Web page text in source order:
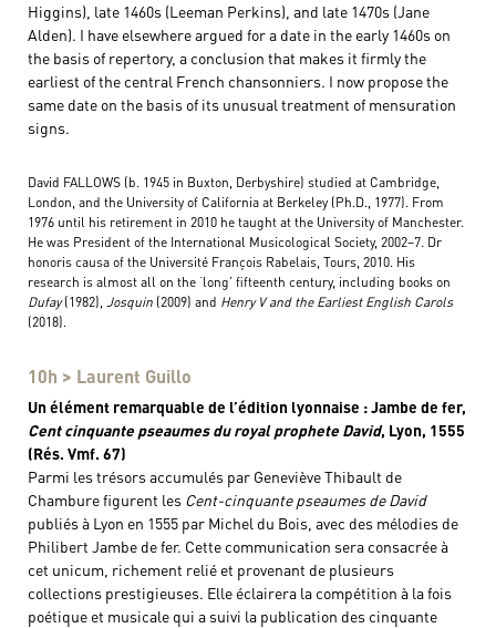
Higgins), late 1460s (Leeman Perkins), and late 1470s (Jane
Alden). I have elsewhere argued for a date in the early 1460s on
the basis of repertory, a conclusion that makes it firmly the
earliest of the central French chansonniers. I now propose the
same date on the basis of its unusual treatment of mensuration
signs.
David FALLOWS (b. 1945 in Buxton, Derbyshire) studied at Cambridge,
London, and the University of California at Berkeley (Ph.D., 1977). From
1976 until his retirement in 2010 he taught at the University of Manchester.
He was President of the International Musicological Society, 2002–7. Dr
honoris causa of the Université François Rabelais, Tours, 2010. His
research is almost all on the ‘long’ fifteenth century, including books on
Dufay(1982), Josquin (2009) and Henry V and the Earliest English Carols
(2018).
10h > Laurent Guillo
Un élément remarquable de l’édition lyonnaise : Jambe de fer,
Cent cinquante pseaumes du royal prophete David, Lyon, 1555
(Rés. Vmf. 67)
Parmi les trésors accumulés par Geneviève Thibault de
Chambure figurent les Cent-cinquante pseaumes de David
publiés à Lyon en 1555 par Michel du Bois, avec des mélodies de
Philibert Jambe de fer. Cette communication sera consacrée à
cet unicum, richement relié et provenant de plusieurs
collections prestigieuses. Elle éclairera la compétition à la fois
poétique et musicale qui a suivi la publication des cinquante